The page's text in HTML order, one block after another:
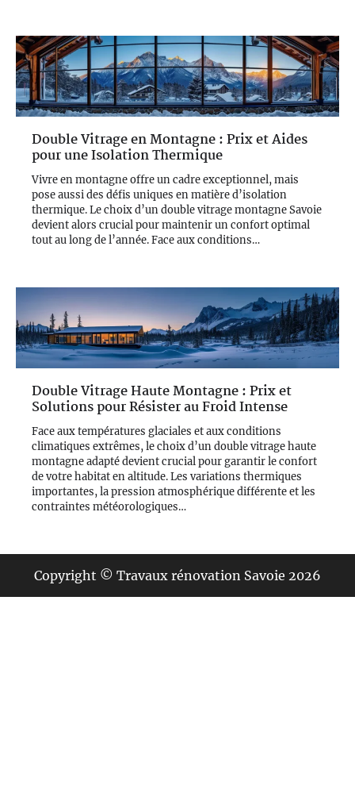
Double Vitrage en Montagne : Prix et Aides
pour une Isolation Thermique
Vivre en montagne offre un cadre exceptionnel, mais
pose aussi des défis uniques en matière d’isolation
thermique. Le choix d’un double vitrage montagne Savoie
devient alors crucial pour maintenir un confort optimal
tout au long de l’année. Face aux conditions…
Double Vitrage Haute Montagne : Prix et
Solutions pour Résister au Froid Intense
Face aux températures glaciales et aux conditions
climatiques extrêmes, le choix d’un double vitrage haute
montagne adapté devient crucial pour garantir le confort
de votre habitat en altitude. Les variations thermiques
importantes, la pression atmosphérique différente et les
contraintes météorologiques…
Copyright © Travaux rénovation Savoie 2026